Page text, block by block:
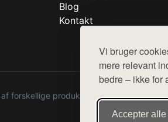
Vi bruger
mere relevant
bedre – ikke for
Accepter alle
Blog
Kontakt
produkter fra diverse